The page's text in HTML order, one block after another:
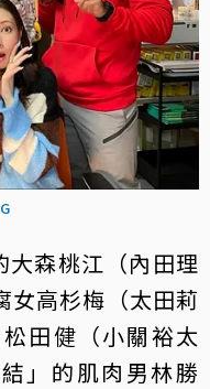
森桃江（內田理
女高杉梅（太田莉
田健（小關裕太
」的肌肉男林勝